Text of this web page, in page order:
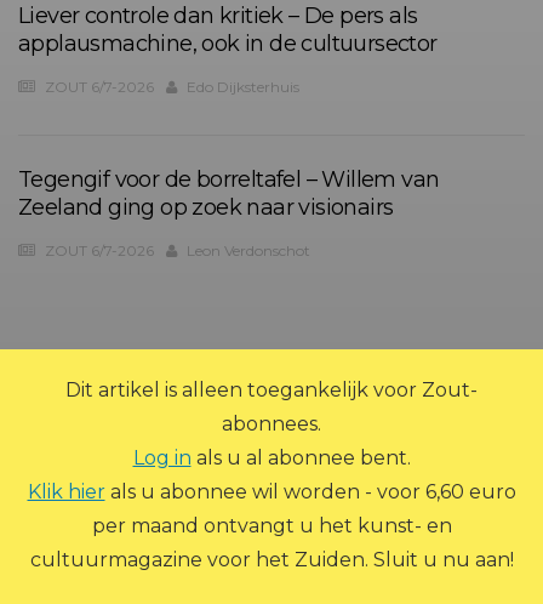
Dit artikel is alleen toegankelijk voor Zout-
abonnees.
Log in als u al abonnee bent.
Klik hierals u abonnee wil worden - voor 6,60 euro
per maand ontvangt u het kunst- en
cultuurmagazine voor het Zuiden. Sluit u nu aan!
Liever controle dan kritiek – De pers als
applausmachine, ook in de cultuursector
ZOUT 6/7-2026 Edo Dijksterhuis
Tegengif voor de borreltafel – Willem van
Zeeland ging op zoek naar visionairs
ZOUT 6/7-2026 Leon Verdonschot
© 2026 Zout Magazine. Alle rechten voorbehouden.